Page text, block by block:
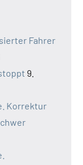
Fahrer
9.
Korrektur